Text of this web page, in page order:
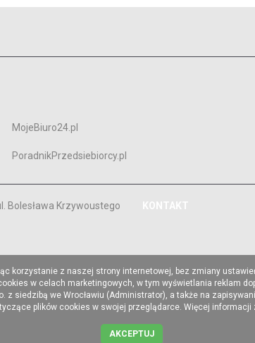
MojeBiuro24.pl
PoradnikPrzedsiebiorcy.pl
Bolesława Krzywoustego
KONTAKT
korzystanie z naszej strony internetowej, bez zmiany
w celach marketingowych, w tym wyświetlania reklam
z siedzibą we Wrocławiu (Administrator), a także na
plików cookies w swojej przeglądarce. Więcej
AKCEPTUJ